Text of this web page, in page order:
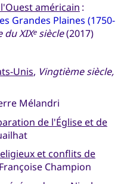
américain :
Grandes Plaines (1750-
du XIXesiècle(2017)
Unis, Vingtième siècle,
Mélandri
de l'Église et de
et conflits de
Champion